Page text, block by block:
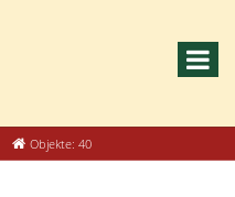
Objekte: 40